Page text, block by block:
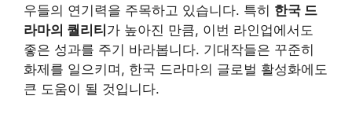
우들의 연기력을 주목하고 있습니다. 특히 한국 드
라마의 퀄리티 가 높아진 만큼, 이번 라인업에서도
좋은 성과를 주기 바라봅니다. 기대작들은 꾸준히
화제를 일으키며, 한국 드라마의 글로벌 활성화에도
큰 도움이 될 것입니다.